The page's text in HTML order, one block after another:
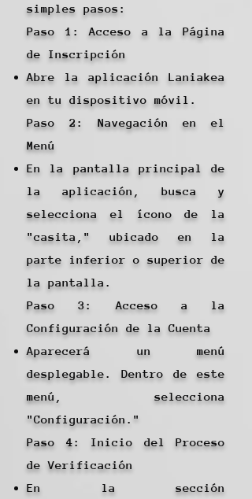
simples pasos:
Paso 1: Acceso a la Página
de Inscripción
Abre la aplicación Laniakea
en tu dispositivo móvil.
Paso 2: Navegación en el
Menú
En la pantalla principal de
la aplicación, busca y
selecciona el ícono de la
"casita," ubicado en la
parte inferior o superior de
la pantalla.
Paso 3: Acceso a la
Configuración de la Cuenta
Aparecerá un menú
desplegable. Dentro de este
menú, selecciona
"Configuración."
Paso 4: Inicio del Proceso
de Verificación
En la sección